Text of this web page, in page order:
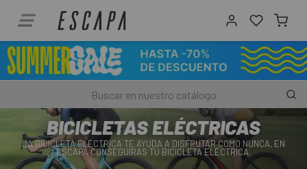
BICICLETAS ELÉCTRICAS
LA BICICLETA ELÉCTRICA TE AYUDA A DISFRUTAR COMO NUNCA, EN
ESCAPA CONSEGUIRÁS TÚ BICICLETA ELÉCTRICA.